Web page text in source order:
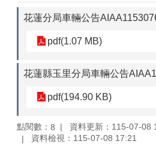
花蓮分局車輛公告
pdf(1.07 MB)
花蓮縣玉里分局車輛公告
pdf(194.90 KB)
點閱數： 8
資料更新：115-07-08
資料檢視：115-07-08 17:21